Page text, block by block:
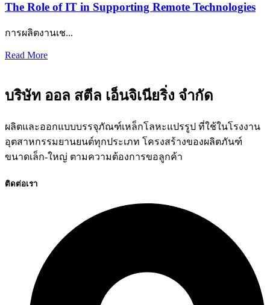
The Role of IT in Supporting Remote Technologies
การผลิตงานเช...
Read More
บริษัท ออล สตีล เอ็นจิเนียริ่ง จำกัด
ผลิตและออกแบบบรรจุภัณฑ์เหล็กโลหะแปรรูป ที่ใช้ในโรงงาน
อุตสาหกรรมยานยนต์ทุกประเภท โครงสร้างของผลิตภันฑ์
ขนาดเล็ก-ใหญ่ ตามความต้องการขอลูกค้า
ติดต่อเรา